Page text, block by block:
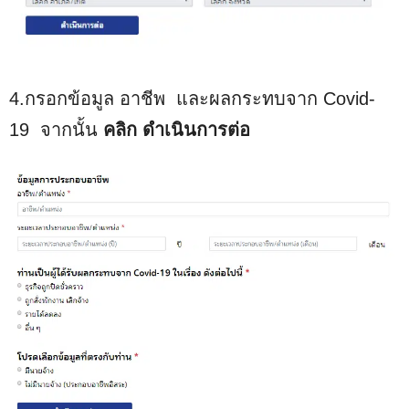
4.กรอกข้อมูล อาชีพ และผลกระทบจาก Covid-
19 จากนั้น คลิก ดำเนินการต่อ